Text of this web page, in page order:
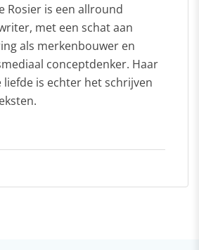
Rosier is een allround
met een schat aan
als merkenbouwer en
conceptdenker. Haar
liefde is echter het schrijven